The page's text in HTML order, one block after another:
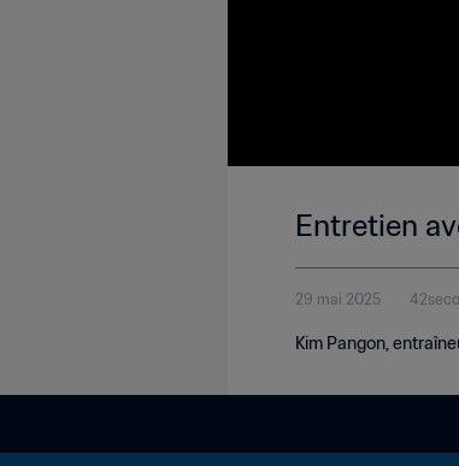
Entretien
29 mai 2025
Kim Pangon,